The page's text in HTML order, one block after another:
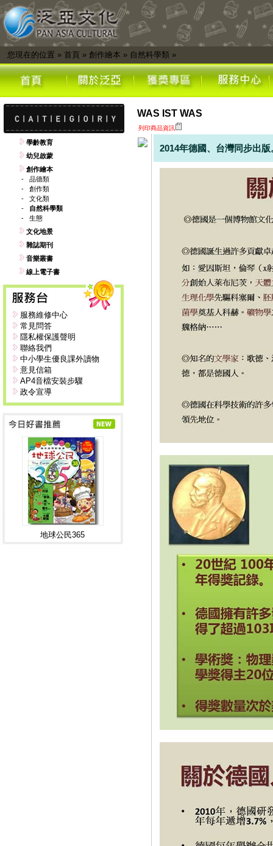
您現在的位置 » 首頁 » 創作繪本 » 自然科學類 »
學齡教育
幼兒啟蒙
創作繪本
- 品德類
- 創作類
- 文化類
- 自然科學類
- 生態
文化地景
雜誌期刊
音樂叢書
線上電子書
服務維修中心
常見問答
隱私權保護聲明
聯絡我們
中小學生優良課外讀物
意見信箱
AP4音檔安裝步驟
政令宣導
地球公民365
WAS IST WAS
列印商品資訊
2014年德國、台灣同步出版